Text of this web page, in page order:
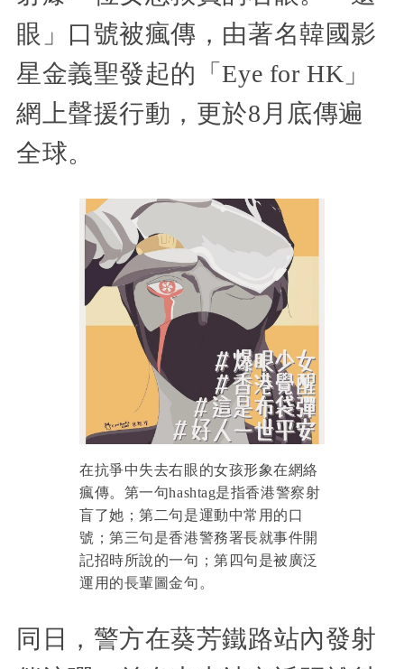
眼」口號被瘋傳，由著名韓國影
星金義聖發起的「Eye for HK」
網上聲援行動，更於8月底傳遍
全球。
在抗爭中失去右眼的女孩形象在網絡
瘋傳。第一句hashtag是指香港警察射
盲了她；第二句是運動中常用的口
號；第三句是香港警務署長就事件開
記招時所說的一句；第四句是被廣泛
運用的長輩圖金句。
同日，警方在葵芳鐵路站內發射